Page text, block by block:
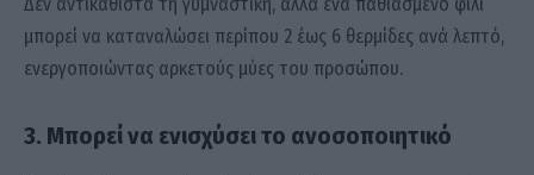
μπορεί να καταναλώσει περίπου 2 έως 6 θερμίδες ανά λεπτό,
ενεργοποιώντας αρκετούς μύες του προσώπου.
3. Μπορεί να ενισχύσει το ανοσοποιητικό